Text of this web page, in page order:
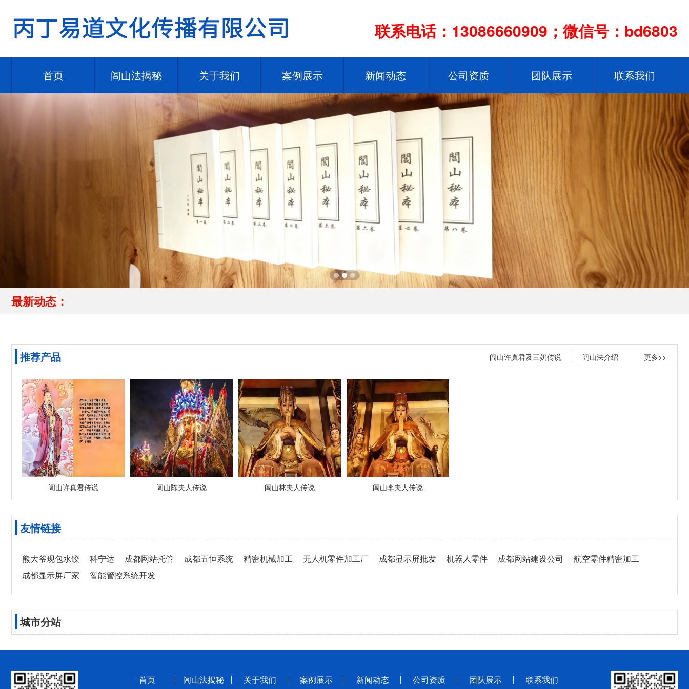
联系电话：13086660909；微信号：bd6803
首页 闾山法揭秘 关于我们 案例展示 新闻动态 公司资质 团队展示 联系我们
最新动态：
推荐产品 更多>>
闾山许真君及三奶传说 闾山法介绍
闾山许真君传说 闾山陈夫人传说 闾山林夫人传说 闾山李夫人传说
友情链接
熊大爷现包水饺 科宁达 成都网站托管 成都五恒系统 精密机械加工 无人机零件加工厂 成都显示屏批发 机器人零件 成都网站建设公司
航空零件精密加工
成都显示屏厂家
智能管控系统开发
城市分站
首页 闾山法揭秘 关于我们 案例展示 新闻动态 公司资质 团队展示 联系我们